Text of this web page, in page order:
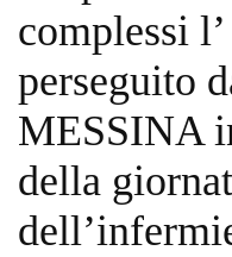
complessi
perseguito
MESSINA
della